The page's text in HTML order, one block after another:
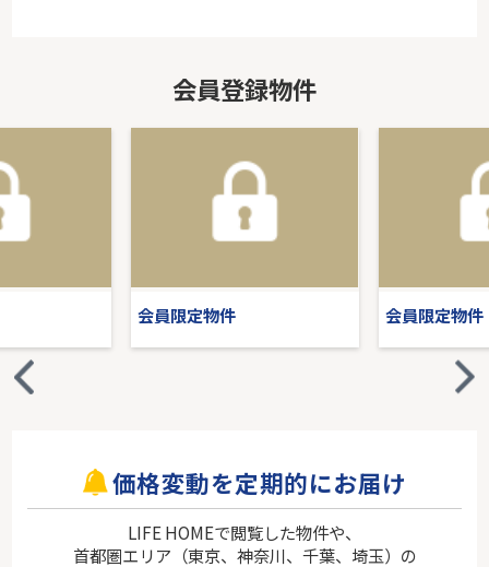
会員登録物件
会員限定物件 会員限定物件
価格変動を定期的にお届け
LIFE HOMEで閲覧した物件や、
首都圏エリア（東京、神奈川、千葉、埼玉）の